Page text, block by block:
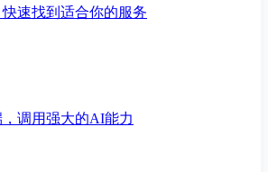
速找到适合你的服务
调用强大的AI能力